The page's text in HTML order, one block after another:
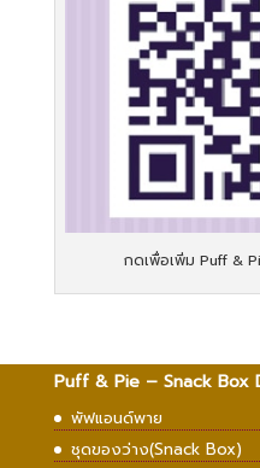
กดเพื่อเพิ่ม Puff &
Puff & Pie – Snack Box
พัฟแอนด์พาย
ชุดของว่าง(Snack Box)